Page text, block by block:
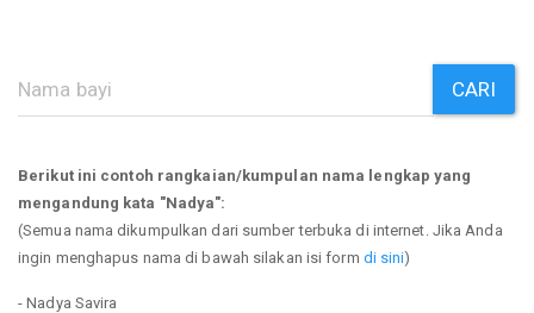
CARI
Berikut ini contoh rangkaian/kumpulan nama lengkap yang
mengandung kata "Nadya":
(Semua nama dikumpulkan dari sumber terbuka di internet. Jika Anda
ingin menghapus nama di bawah silakan isi form di sini)
- Nadya Savira